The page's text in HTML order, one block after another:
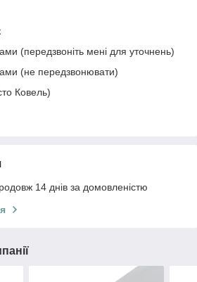
(передзвоніть мені для уточнень)
(не передзвонювати)
Ковель)
14 днів за домовленістю